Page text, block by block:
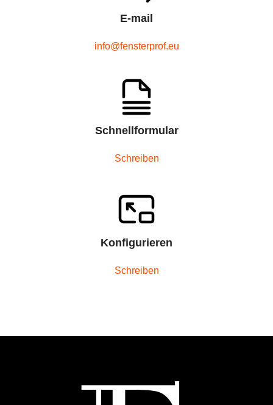
E-mail
info@fensterprof.eu
Schnellformular
Schreiben
Konfigurieren
Schreiben